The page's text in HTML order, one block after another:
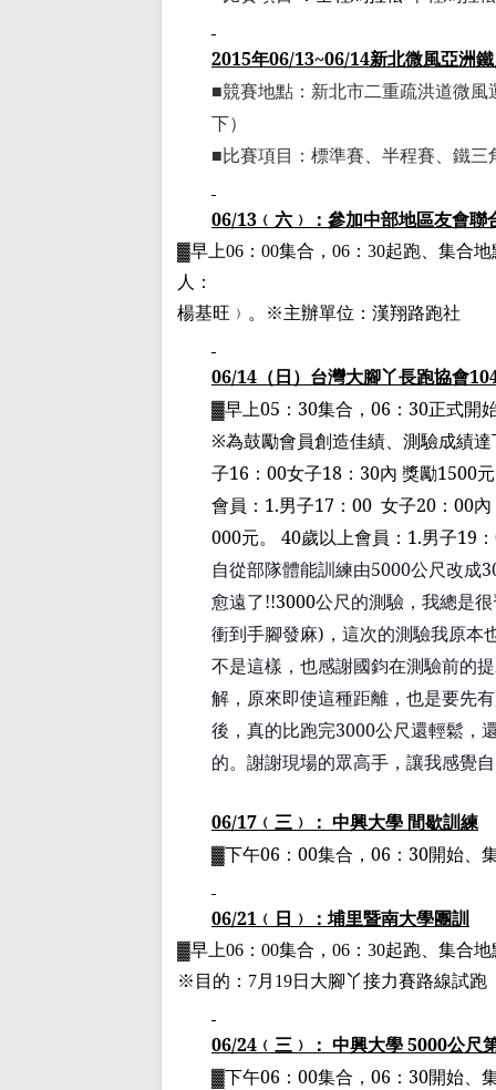
2015年06/13~06/14新北微風亞洲
■競賽地點：新北市二重疏洪道微風
下）
■比賽項目：標準賽、 半程賽、鐵三
06/13 ﹙ 六 ﹚ ：參加中部地區友會聯
▓早上06： 00集合， 06： 30起跑、集合地
人：
楊基旺 ﹚ 。 ※主辦單位：漢翔路跑社
06/14 （日）台灣大腳丫長跑協會
▓早上05 ： 30集合， 06 ： 30正式開
※為鼓勵會員創造佳績、測驗成績
子16 ： 00女子18 ： 30內 獎勵1500元
會員： 1.男子17 ： 00 女子20 ： 00
000元。 40歲以上會員： 1.男子19 ：
自從部隊體能訓練由5000公尺改成
愈遠了!!3000公尺的測驗， 我總是
衝到手腳發麻) ，這次的測驗我原
不是這樣，也感謝國鈞在測驗前的
解，原來即使這種距離，也是要先
後， 真的比跑完3000公尺還輕鬆，
的。謝謝現場的眾高手，讓我感覺
06/17 ﹙ 三 ﹚ ： 中興大學 間歇訓練
▓下午06 ： 00集合， 06 ： 30開始、
06/21 ﹙ 日 ﹚ ：埔里暨南大學團訓
▓早上06： 00集合， 06： 30起跑、集合
※目的： 7月 19日大腳丫接力賽路線試跑
06/24 ﹙ 三 ﹚ ： 中興大學5000公尺
▓下午06 ： 00集合， 06 ： 30開始、